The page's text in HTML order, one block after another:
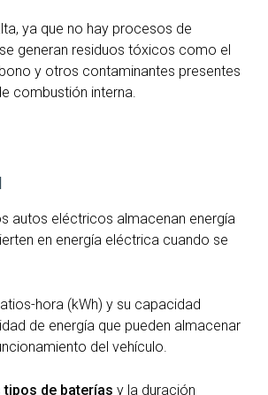
ya que no hay procesos de
generan residuos tóxicos como el
y otros contaminantes presentes
combustión interna.
autos eléctricos almacenan energía
en energía eléctrica cuando se
hora (kWh) y su capacidad
de energía que pueden almacenar
del vehículo.
tipos de baterías y la duración